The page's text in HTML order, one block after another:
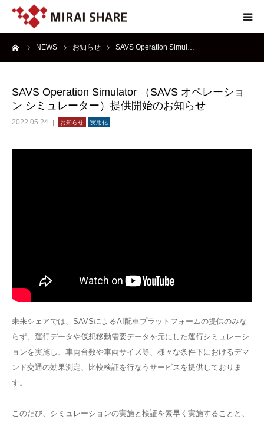
NEWS お知らせ SAVS Operation Simul…
SAVS Operation Simulator （SAVS オペレーショ
ン シミュレーター）提供開始のお知らせ
2022.05.24 お知らせ 実用化
未来シェアでは、SAVSによるAI配車プラットフォームの提供のみな
らず、運行データや仮想移動需要データを元にした運行シミュレーシ
ョンを実施し、車両台数や車両サイズ等、様々な条件下におけるデマ
ンド交通の効果測定、比較検証を行なうサービスを提供しておりま
す。
このたび、シミュレーションの実施と検証を素早く実施することと、
NEWS
SERVICE
REPORT